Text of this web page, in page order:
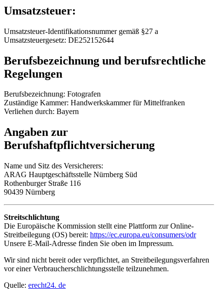
Umsatzsteuer:
Umsatzsteuer-Identifikationsnummer gemäß §27 a
Umsatzsteuergesetz: DE252152644
Berufsbezeichnung und berufsrechtliche
Regelungen
Berufsbezeichnung: Fotografen
Zuständige Kammer: Handwerkskammer für Mittelfranken
Verliehen durch: Bayern
Angaben zur
Berufshaftpflichtversicherung
Name und Sitz des Versicherers:
ARAG Hauptgeschäftsstelle Nürnberg Süd
Rothenburger Straße 116
90439 Nürnberg
Streitschlichtung
Die Europäische Kommission stellt eine Plattform zur Online-
Streitbeilegung (OS) bereit: https://ec.europa.eu/consumers/odr
Unsere E-Mail-Adresse finden Sie oben im Impressum.
Wir sind nicht bereit oder verpflichtet, an Streitbeilegungsverfahren
vor einer Verbraucherschlichtungsstelle teilzunehmen.
Quelle: erecht24. de